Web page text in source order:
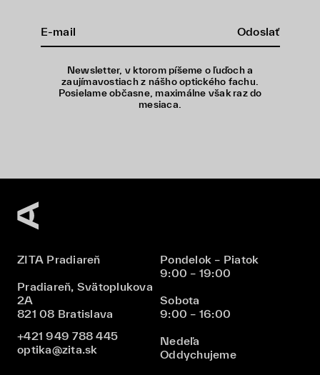
Odoslať
Newsletter, v ktorom píšeme o ľuďoch a
zaujímavostiach z nášho optického fachu.
Posielame občasne, maximálne však raz do
mesiaca.
ZITA Pradiareň
Pradiareň, Svätoplukova
2A
821 08 Bratislava
+421 949 788 445
optika@zita.sk
Pondelok – Piatok
9:00 – 19:00
Sobota
9:00 – 16:00
Nedeľa
Oddychujeme